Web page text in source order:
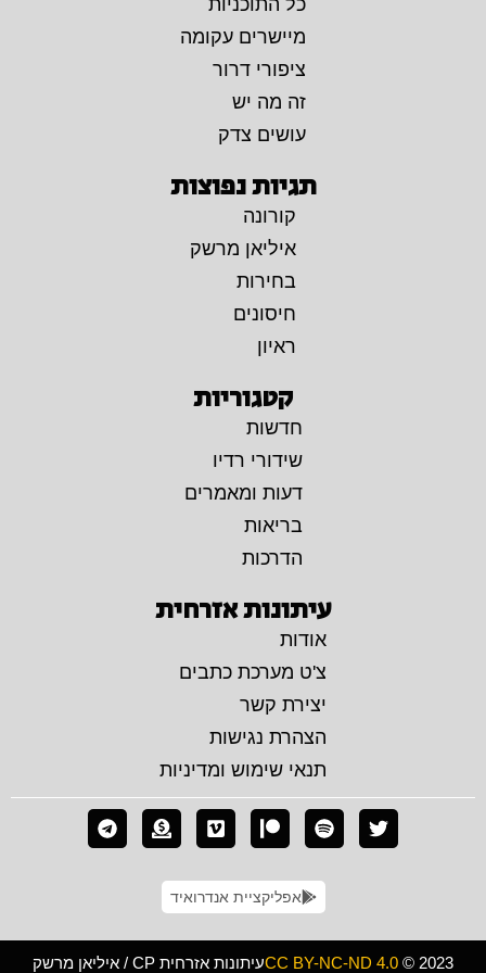
מיישרים עקומה
ציפורי דרור
זה מה יש
עושים צדק
תגיות נפוצות
קורונה
איליאן מרשק
בחירות
חיסונים
ראיון
קטגוריות
חדשות
שידורי רדיו
דעות ומאמרים
בריאות
הדרכות
עיתונות אזרחית
אודות
צ'ט מערכת כתבים
יצירת קשר
הצהרת נגישות
תנאי שימוש ומדיניות
אפליקציית אנדרואיד
CC BY-NC-ND 4.0 © 2023 עיתונות אזרחית CP / איליאן מרשק